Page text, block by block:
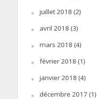
juillet 2018 (2)
avril 2018 (3)
mars 2018 (4)
février 2018 (1)
janvier 2018 (4)
décembre 2017 (1)